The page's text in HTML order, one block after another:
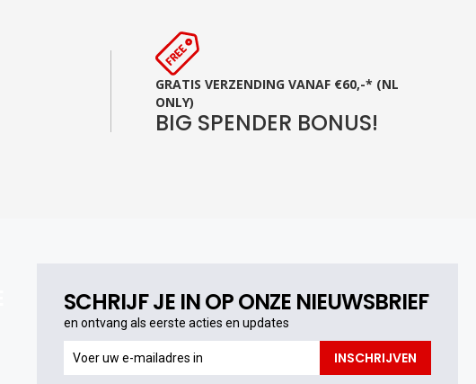
GRATIS VERZENDING VANAF €60,-* (NL
ONLY)
BIG SPENDER BONUS!
SCHRIJF JE IN OP ONZE NIEUWSBRIEF
en ontvang als eerste acties en updates
ontvang
INSCHRIJVEN